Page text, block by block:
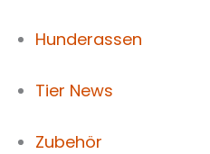
Hunderassen
Tier News
Zubehör